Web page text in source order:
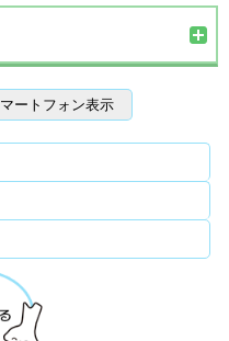
ートフォン表示